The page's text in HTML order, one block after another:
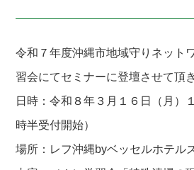
令和７年度沖縄市地域守りネット
習会にてセミナーに登壇させて頂
日時：令和８年３月１６日（月）
時半受付開始）
場所：レフ沖縄byベッセルホテル